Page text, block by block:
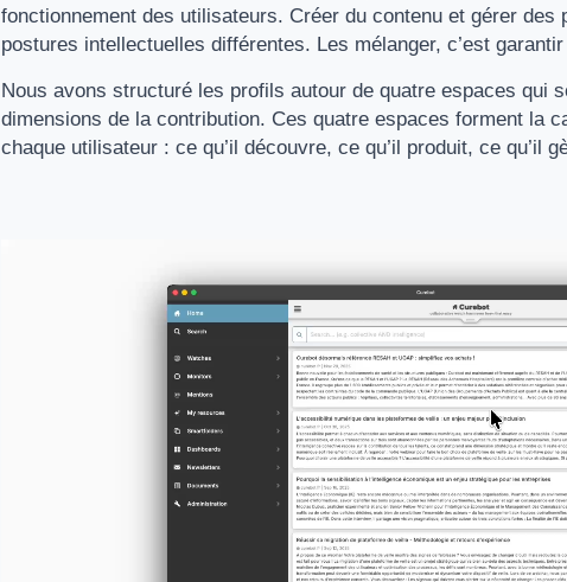
fonctionnement des utilisateurs. Créer du contenu et gérer des
postures intellectuelles différentes. Les mélanger, c’est garantir
Nous avons structuré les profils autour de quatre espaces qui
dimensions de la contribution. Ces quatre espaces forment la
chaque utilisateur : ce qu’il découvre, ce qu’il produit, ce qu’il